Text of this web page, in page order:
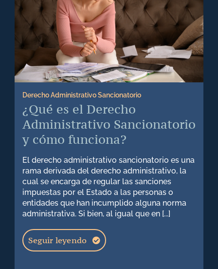
Derecho Administrativo Sancionatorio
¿Qué es el Derecho
Administrativo Sancionatorio
y cómo funciona?
El derecho administrativo sancionatorio es una
rama derivada del derecho administrativo, la
cual se encarga de regular las sanciones
impuestas por el Estado a las personas o
entidades que han incumplido alguna norma
administrativa. Si bien, al igual que en [...]
Seguir leyendo